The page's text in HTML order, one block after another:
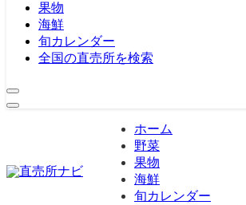
果物
海鮮
旬カレンダー
全国の直売所を検索
ホーム
野菜
果物
海鮮
旬カレンダー